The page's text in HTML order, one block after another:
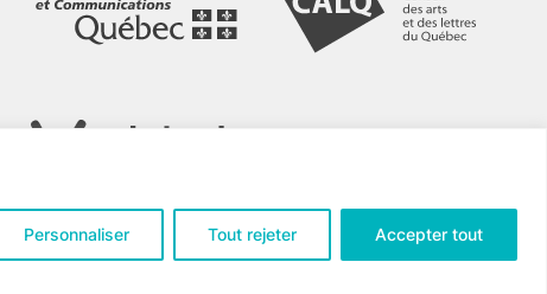
Personnaliser Tout rejeter Accepter tout